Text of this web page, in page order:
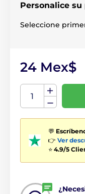
Personalice
Seleccione
24 Mex$
💬
👉 Ver
⭐ 4.9/5